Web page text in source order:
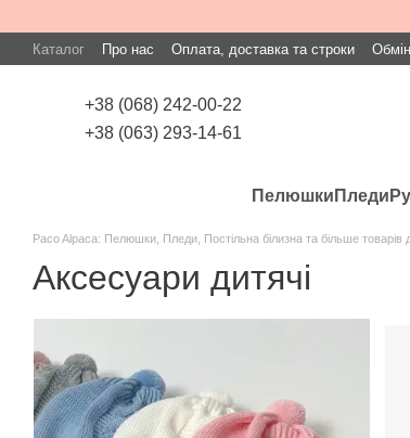
Каталог Про нас Оплата, доставка та строки
+38 (068) 242-00-22
+38 (063) 293-14-61
Пелюшки Пледи
Paco Alpaca: Пелюшки, Пледи, Постільна білизна та більше товарів
Аксесуари дитячі